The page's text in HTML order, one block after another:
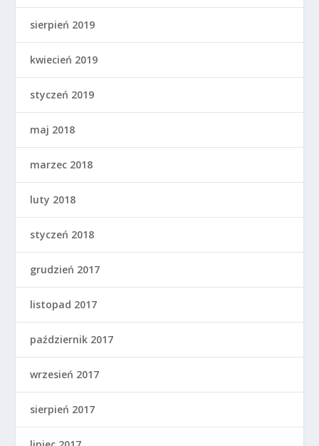
sierpień 2019
kwiecień 2019
styczeń 2019
maj 2018
marzec 2018
luty 2018
styczeń 2018
grudzień 2017
listopad 2017
październik 2017
wrzesień 2017
sierpień 2017